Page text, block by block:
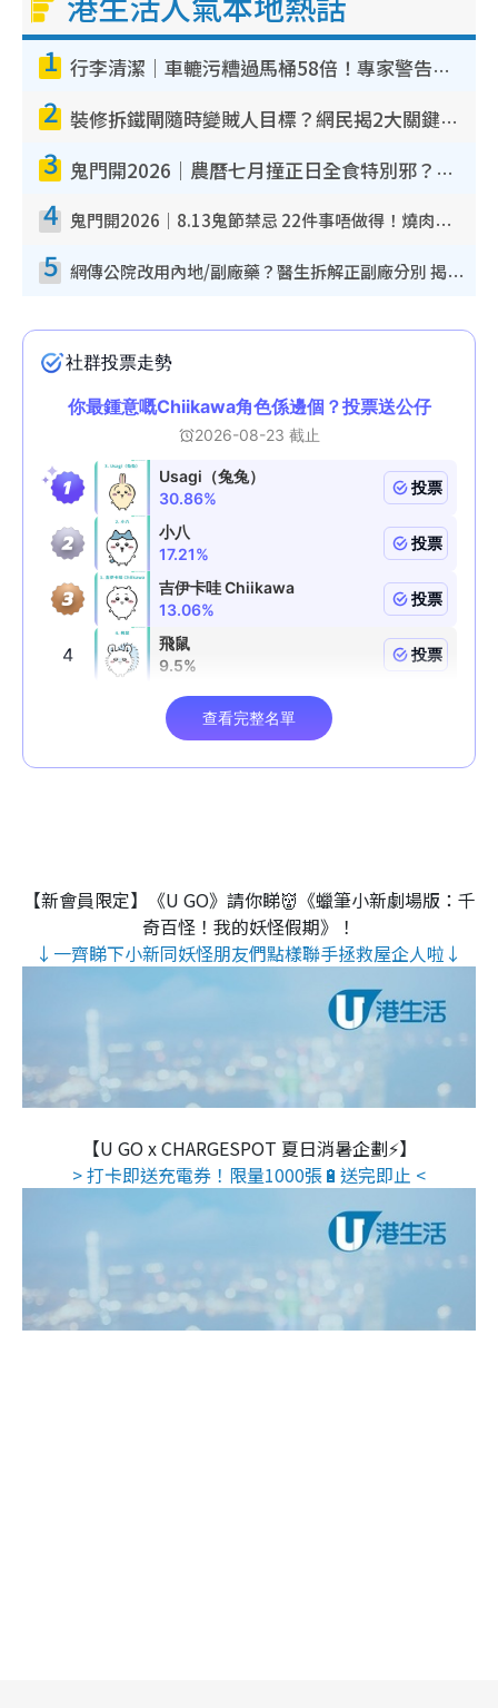
1 行李清潔｜車轆污糟過馬桶58倍！專家警告忌用酒精抹 教1招免污手除菌
2 裝修拆鐵閘隨時變賊人目標？網民揭2大關鍵用途：裝新式等於白裝？附新舊鐵閘分別
3 鬼門開2026｜農曆七月撞正日全食特別邪？專家警告切忌做一事！揭4大禁忌+2招保平安
4 鬼門開2026｜8.13鬼節禁忌 22件事唔做得！燒肉、刺身要少食？半夜勿吹口哨/打呢個電話
5 網傳公院改用內地/副廠藥？醫生拆解正副廠分別 揭4類人換藥隨時出事
【新會員限定】《U GO》請你睇👹《蠟筆小新劇場版：千
奇百怪！我的妖怪假期》！
↓一齊睇下小新同妖怪朋友們點樣聯手拯救屋企人啦↓
【U GO x CHARGESPOT 夏日消暑企劃⚡】
> 打卡即送充電券！限量1000張🔋送完即止 <